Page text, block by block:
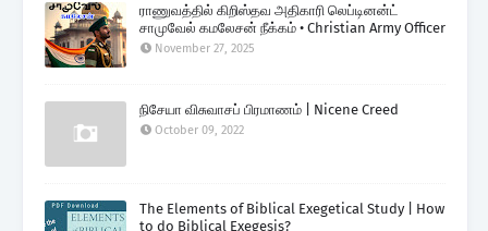
ராணுவத்தில் கிறிஸ்தவ அதிகாரி லெப்டினன்ட்
சாமுவேல் கமலேசன் நீக்கம் • Christian Army Officer
November 27, 2025
நிசேயா விசுவாசப் பிரமாணம் | Nicene Creed
October 09, 2022
The Elements of Biblical Exegetical Study | How
to do Biblical Exegesis?